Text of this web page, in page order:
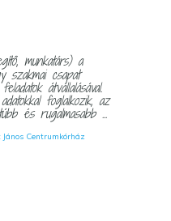
munkatárs) a
szakmai csapat
átvállalásával.
foglalkozik, az
és rugalmasabb ...
Centrumkórház